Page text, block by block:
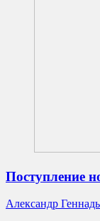
Поступление
Александр